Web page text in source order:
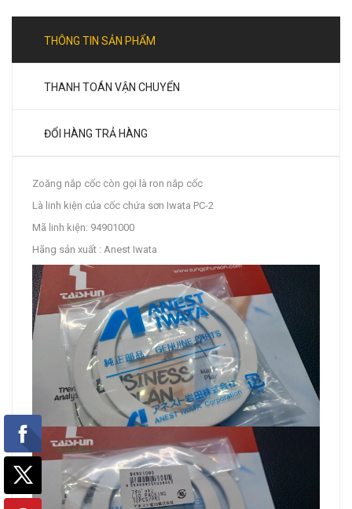
THÔNG TIN SẢN PHẨM
THANH TOÁN VẬN CHUYỂN
ĐỔI HÀNG TRẢ HÀNG
Zoăng nắp cốc còn gọi là ron nắp cốc
Là linh kiện của cốc chứa sơn Iwata PC-2
Mã linh kiện: 94901000
Hãng sản xuất : Anest Iwata